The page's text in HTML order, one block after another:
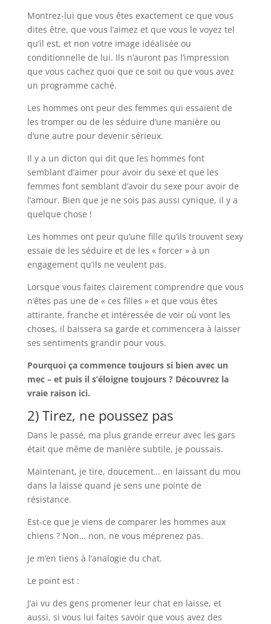
Montrez-lui que vous êtes exactement ce que vous
dites être, que vous l’aimez et que vous le voyez tel
qu’il est, et non votre image idéalisée ou
conditionnelle de lui. Ils n’auront pas l’impression
que vous cachez quoi que ce soit ou que vous avez
un programme caché.
Les hommes ont peur des femmes qui essaient de
les tromper ou de les séduire d’une manière ou
d’une autre pour devenir sérieux.
Il y a un dicton qui dit que les hommes font
semblant d’aimer pour avoir du sexe et que les
femmes font semblant d’avoir du sexe pour avoir de
l’amour. Bien que je ne sois pas aussi cynique, il y a
quelque chose !
Les hommes ont peur qu’une fille qu’ils trouvent sexy
essaie de les séduire et de les « forcer » à un
engagement qu’ils ne veulent pas.
Lorsque vous faites clairement comprendre que vous
n’êtes pas une de « ces filles » et que vous êtes
attirante, franche et intéressée de voir où vont les
choses, il baissera sa garde et commencera à laisser
ses sentiments grandir pour vous.
Pourquoi ça commence toujours si bien avec un
mec – et puis il s’éloigne toujours ? Découvrez la
vraie raison ici.
2) Tirez, ne poussez pas
Dans le passé, ma plus grande erreur avec les gars
était que même de manière subtile, je poussais.
Maintenant, je tire, doucement… en laissant du mou
dans la laisse quand je sens une pointe de
résistance.
Est-ce que je viens de comparer les hommes aux
chiens ? Non… non, ne vous méprenez pas.
Je m’en tiens à l’analogie du chat.
Le point est :
J’ai vu des gens promener leur chat en laisse, et
aussi, si vous lui faites savoir que vous avez des